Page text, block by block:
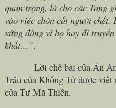
quan trọng, là cho các Tang
vào việc chôn cất người
xứng đáng vì họ hay đi
khất…”.
Lời chê bai của Án Anh
Trâu của Khổng Tử được
của Tư Mã Thiên.